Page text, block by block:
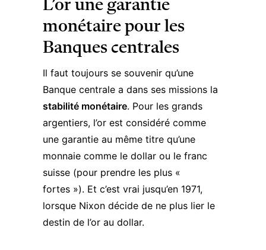
L’or une garantie
monétaire pour les
Banques centrales
Il faut toujours se souvenir qu’une
Banque centrale a dans ses missions la
stabilité monétaire. Pour les grands
argentiers, l’or est considéré comme
une garantie au même titre qu’une
monnaie comme le dollar ou le franc
suisse (pour prendre les plus «
fortes »). Et c’est vrai jusqu’en 1971,
lorsque Nixon décide de ne plus lier le
destin de l’or au dollar.